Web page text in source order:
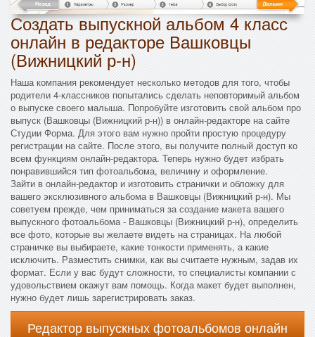
Создать выпускной альбом 4 класс
онлайн в редакторе Вашковцы
(Вижницкий р-н)
Наша компания рекомендует несколько методов для того, чтобы
родители 4-классников попытались сделать неповторимый альбом
о выпуске своего малыша. Попробуйте изготовить свой альбом про
выпуск (Вашковцы (Вижницкий р-н)) в онлайн-редакторе на сайте
Студии Форма. Для этого вам нужно пройти простую процедуру
регистрации на сайте. После этого, вы получите полный доступ ко
всем функциям онлайн-редактора. Теперь нужно будет избрать
понравившийся тип фотоальбома, величину и оформление.
Зайти в онлайн-редактор и изготовить странички и обложку для
вашего эксклюзивного альбома в Вашковцы (Вижницкий р-н). Мы
советуем прежде, чем приниматься за создание макета вашего
выпускного фотоальбома - Вашковцы (Вижницкий р-н), определить
все фото, которые вы желаете видеть на страницах. На любой
страничке вы выбираете, какие тонкости применять, а какие
исключить. Разместить снимки, как вы считаете нужным, задав их
формат. Если у вас будут сложности, то специалисты компании с
удовольствием окажут вам помощь. Когда макет будет выполнен,
нужно будет лишь зарегистрировать заказ.
Редактор выпускных фотоальбомов онлайн